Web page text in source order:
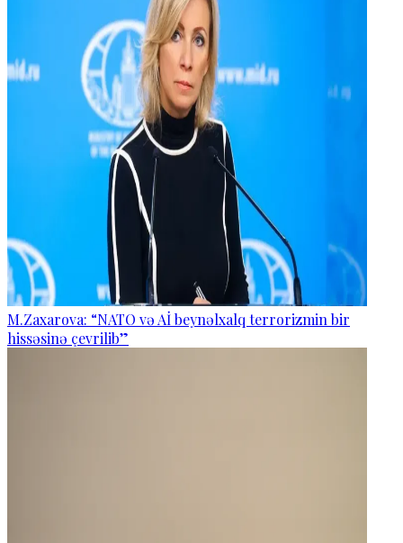
M.Zaxarova: “NATO və Aİ beynəlxalq terrorizmin bir
hissəsinə çevrilib”